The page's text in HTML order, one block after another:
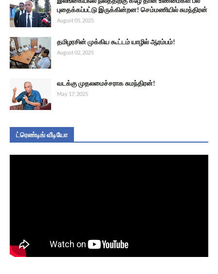
புதைக்கப்பட்டு இருக்கின்றன! செம்மணியில் சுமந்திரன்
August 05, 2025
தமிழரசின் முக்கிய கூட்டம் யாழில் ஆரம்பம்!
August 02, 2025
வடக்கு முதலமைச்சராக சுமந்திரன்!
May 17, 2025
ட்ரெண்டிங் வீடியோ